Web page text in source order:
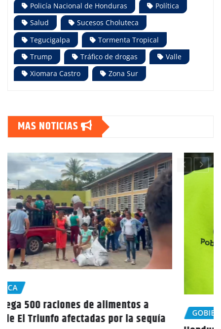
Policía Nacional de Honduras
Política
Salud
Sucesos Choluteca
Tegucigalpa
Tormenta Tropical
Trump
Tráfico de drogas
Valle
Xiomara Castro
Zona Sur
MAS NOTICIAS
GOBIERNO HONDURAS NACIONALES